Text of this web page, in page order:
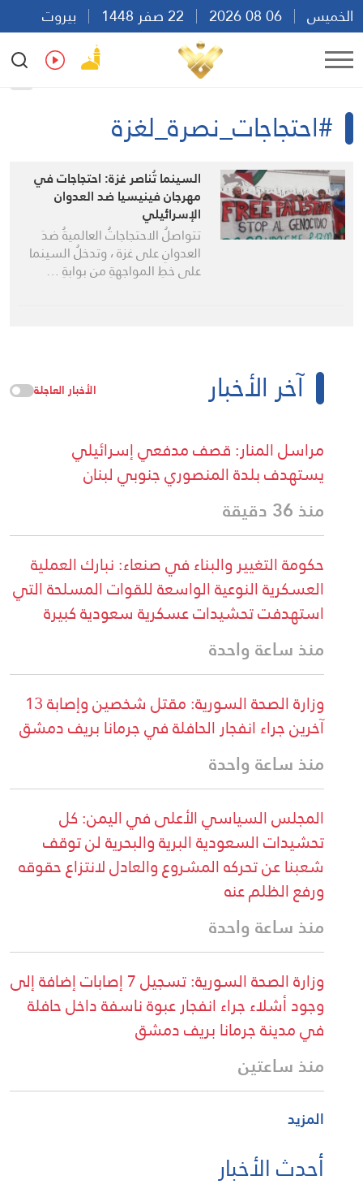
الخميس
بيروت
22:23
Ar
#احتجاجات_نصرة_لغزة
السينما تُناصر غزة: احتجاجات في
مهرجان فينيسيا ضد العدوان
الإسرائيلي
تتواصلُ الاحتجاجاتُ العالميةُ ضدَ
العدوانِ على غزة ، وتدخلُ السينما
على خطِ المواجهةِ من بوابةِ …
آخر الأخبار الأخبار العاجلة
مراسل المنار: قصف مدفعي إسرائيلي
يستهدف بلدة المنصوري جنوبي لبنان
منذ 36 دقيقة
حكومة التغيير والبناء في صنعاء: نبارك العملية
العسكرية النوعية الواسعة للقوات المسلحة التي
استهدفت تحشيدات عسكرية سعودية كبيرة
منذ ساعة واحدة
وزارة الصحة السورية: مقتل شخصين وإصابة 13
آخرين جراء انفجار الحافلة في جرمانا بريف دمشق
منذ ساعة واحدة
المجلس السياسي الأعلى في اليمن: كل
تحشيدات السعودية البرية والبحرية لن توقف
شعبنا عن تحركه المشروع والعادل لانتزاع حقوقه
ورفع الظلم عنه
منذ ساعة واحدة
وزارة الصحة السورية: تسجيل 7 إصابات إضافة إلى
وجود أشلاء جراء انفجار عبوة ناسفة داخل حافلة
في مدينة جرمانا بريف دمشق
منذ ساعتين
المزيد
أحدث الأخبار